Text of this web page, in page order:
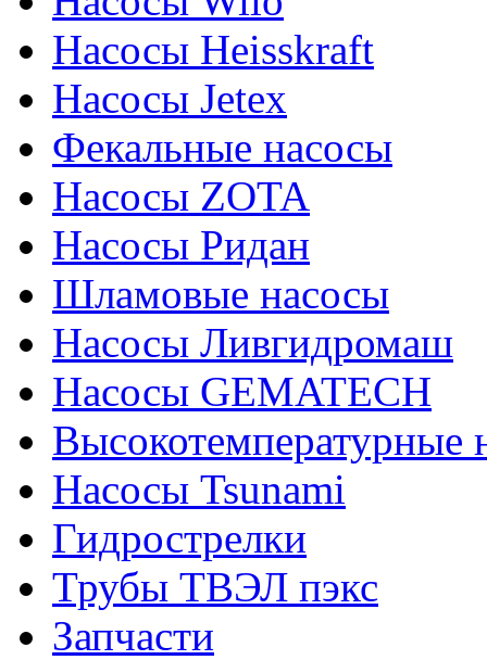
Насосы Heisskraft
Насосы Jetex
Фекальные насосы
Насосы ZOTA
Насосы Ридан
Шламовые насосы
Насосы Ливгидромаш
Насосы GEMATECH
Высокотемпературные
Насосы Tsunami
Гидрострелки
Трубы ТВЭЛ пэкс
Запчасти